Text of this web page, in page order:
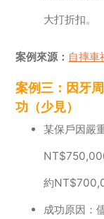
大打折扣。
案例來源： 自摔車
案例三：因牙
功（少見）
某保戶因嚴
約
成功原因：